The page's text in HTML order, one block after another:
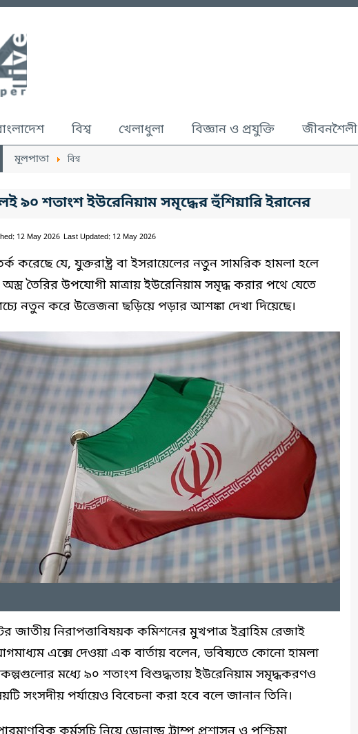
বিশ্ব খেলাধুলা বিজ্ঞান ও প্রযুক্তি জীবনশৈলী
মূলপাতা বিশ্ব
৯০ শতাংশ ইউরেনিয়াম সমৃদ্ধের হুঁশিয়ারি ইরানের
12 May 2026 Last Updated: 12 May 2026
করেছে যে, যুক্তরাষ্ট্র বা ইসরায়েলের নতুন সামরিক হামলা হলে
তৈরির উপযোগী মাত্রায় ইউরেনিয়াম সমৃদ্ধ করার পথে যেতে
নতুন করে উত্তেজনা ছড়িয়ে পড়ার আশঙ্কা দেখা দিয়েছে।
জাতীয় নিরাপত্তাবিষয়ক কমিশনের মুখপাত্র ইব্রাহিম রেজাই
এক্সে দেওয়া এক বার্তায় বলেন, ভবিষ্যতে কোনো হামলা
মধ্যে ৯০ শতাংশ বিশুদ্ধতায় ইউরেনিয়াম সমৃদ্ধকরণও
সংসদীয় পর্যায়েও বিবেচনা করা হবে বলে জানান তিনি।